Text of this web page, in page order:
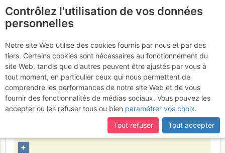
certaines pages ne sont plus accessibles, manquantes ou
incomplètes, déconnectez-vous puis reconnectez-vous à votre
compte sur le site.
Pic de Bataillance /
Bataillence : Versant N
Vendredi 17 mars 2017
Luchon - Posets - Maladeta -
Aigüestortes
+
Contrôlez l'utilisation de vos données
personnelles
Notre site Web utilise des cookies fournis par nous et par des
tiers. Certains cookies sont nécessaires au fonctionnement du
site Web, tandis que d'autres peuvent être ajustés par vous à
tout moment, en particulier ceux qui nous permettent de
comprendre les performances de notre site Web et de vous
fournir des fonctionnalités de médias sociaux. Vous pouvez les
accepter ou les refuser tous ou bien paramétrer vos choix.
Tout refuser
Tout accepter